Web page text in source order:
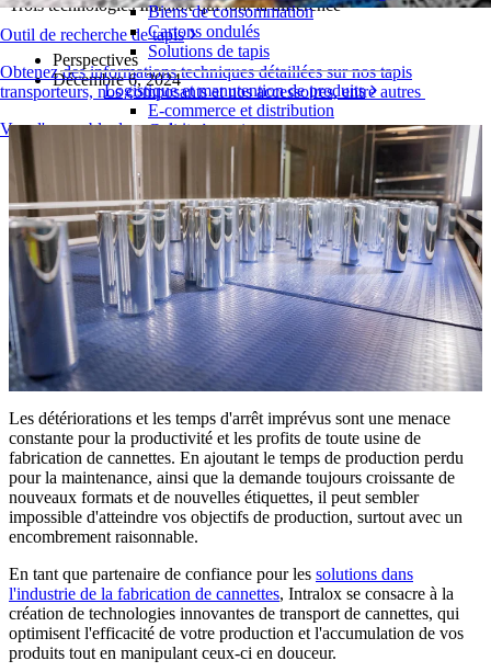
Outil de recherche de tapis
Obtenez des informations techniques détaillées sur nos tapis
transporteurs, nos composants et nos accessoires, entre autres
Vue d'ensemble des produits
Biens de consommation
Cartons ondulés
Solutions de tapis
Logistique et manutention de produits
E-commerce et distribution
Colis et courrier
Automobile et pneus
Batteries de véhicules électriques
Industriel
Présentation des industries
Trois technologies Intralox qui font la différence
Perspectives
Décembre 6, 2024
Les détériorations et les temps d'arrêt imprévus sont une menace
constante pour la productivité et les profits de toute usine de
fabrication de cannettes. En ajoutant le temps de production perdu
pour la maintenance, ainsi que la demande toujours croissante de
nouveaux formats et de nouvelles étiquettes, il peut sembler
impossible d'atteindre vos objectifs de production, surtout avec un
encombrement raisonnable.
En tant que partenaire de confiance pour les solutions dans
l'industrie de la fabrication de cannettes, Intralox se consacre à la
création de technologies innovantes de transport de cannettes, qui
optimisent l'efficacité de votre production et l'accumulation de vos
produits tout en manipulant ceux-ci en douceur.